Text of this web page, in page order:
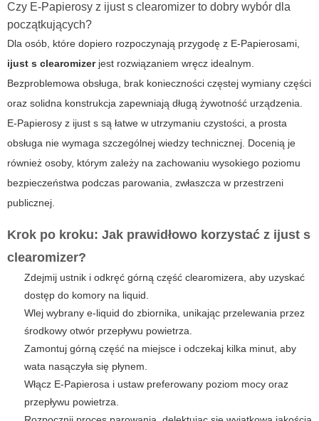
Czy E-Papierosy z ijust s clearomizer to dobry wybór dla
początkujących?
Dla osób, które dopiero rozpoczynają przygodę z E-Papierosami,
ijust s clearomizerjest rozwiązaniem wręcz idealnym.
Bezproblemowa obsługa, brak konieczności częstej wymiany części
oraz solidna konstrukcja zapewniają długą żywotność urządzenia.
E-Papierosy z ijust s są łatwe w utrzymaniu czystości, a prosta
obsługa nie wymaga szczególnej wiedzy technicznej. Docenią je
również osoby, którym zależy na zachowaniu wysokiego poziomu
bezpieczeństwa podczas parowania, zwłaszcza w przestrzeni
publicznej.
Krok po kroku: Jak prawidłowo korzystać z ijust s
clearomizer?
Zdejmij ustnik i odkręć górną część clearomizera, aby uzyskać
dostęp do komory na liquid.
Wlej wybrany e-liquid do zbiornika, unikając przelewania przez
środkowy otwór przepływu powietrza.
Zamontuj górną część na miejsce i odczekaj kilka minut, aby
wata nasączyła się płynem.
Włącz E-Papierosa i ustaw preferowany poziom mocy oraz
przepływu powietrza.